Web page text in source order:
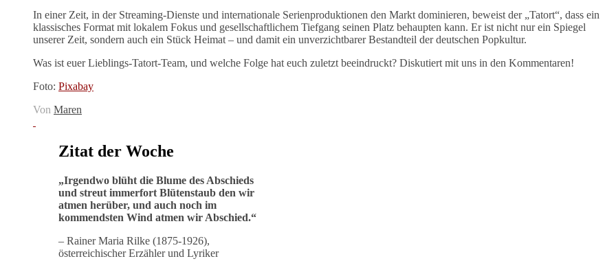
In einer Zeit, in der Streaming-Dienste und internationale Serienproduktionen den Markt dominieren, beweist der „Tatort“, dass ein
klassisches Format mit lokalem Fokus und gesellschaftlichem Tiefgang seinen Platz behaupten kann. Er ist nicht nur ein Spiegel
unserer Zeit, sondern auch ein Stück Heimat – und damit ein unverzichtbarer Bestandteil der deutschen Popkultur.
Was ist euer Lieblings-Tatort-Team, und welche Folge hat euch zuletzt beeindruckt? Diskutiert mit uns in den Kommentaren!
Foto: Pixabay
Von Maren
Zitat der Woche
„Irgendwo blüht die Blume des Abschieds
und streut immerfort Blütenstaub den wir
atmen herüber, und auch noch im
kommendsten Wind atmen wir Abschied.“
– Rainer Maria Rilke (1875-1926),
österreichischer Erzähler und Lyriker